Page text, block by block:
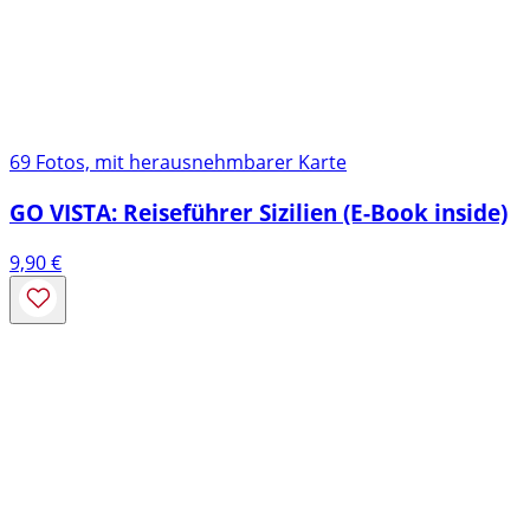
69 Fotos, mit herausnehmbarer Karte
GO VISTA: Reiseführer Sizilien (E-Book inside)
9,90€